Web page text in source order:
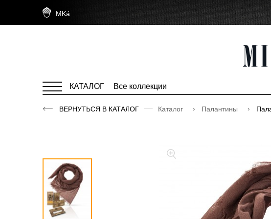
MKá
КАТАЛОГ Все коллекции
ВЕРНУТЬСЯ В КАТАЛОГ Каталог Палантины